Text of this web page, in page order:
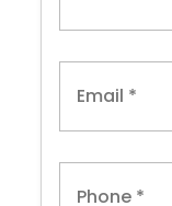
E
i
*
T